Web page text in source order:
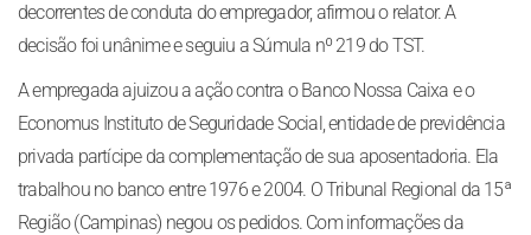
decorrentes de conduta do empregador, afirmou o relator. A
decisão foi unânime e seguiu a Súmula nº 219 do TST.
A empregada ajuizou a ação contra o Banco Nossa Caixa e o
Economus Instituto de Seguridade Social, entidade de previdência
privada partícipe da complementação de sua aposentadoria. Ela
trabalhou no banco entre 1976 e 2004. O Tribunal Regional da 15ª
Região (Campinas) negou os pedidos. Com informações da